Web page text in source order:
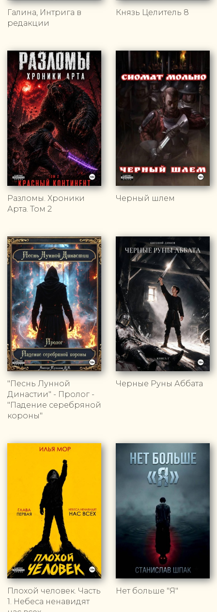
Галина, Интрига в
редакции
Князь Целитель 8
Разломы. Хроники
Арта. Том 2
Черный шлем
"Песнь Лунной
Династии" - Пролог -
"Падение серебряной
короны"
Черные Руны Аббата
Плохой человек. Часть
1. Небеса ненавидят
Нет больше "Я"